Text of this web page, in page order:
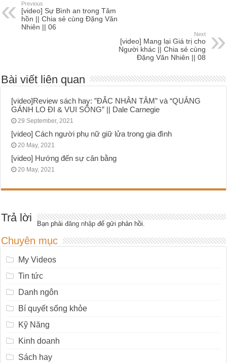
Previous
[video] Sự Bình an trong Tâm
hồn || Chia sẻ cùng Đặng Văn
Nhiên || 06
Next
[video] Mang lại Giá trị cho
Người khác || Chia sẻ cùng
Đặng Văn Nhiên || 08
Bài viết liên quan
[video]Review sách hay: ”ĐẮC NHÂN TÂM” và “QUẲNG
GÁNH LO ĐI & VUI SỐNG” || Dale Carnegie
29 September, 2021
[video] Cách người phụ nữ giữ lửa trong gia đình
20 May, 2021
[video] Hướng đến sự cân bằng
20 May, 2021
Trả lời Bạn phảiđăng nhập để gửi phản hồi.
Chuyên mục
My Videos
Tin tức
Danh ngôn
Bí quyết sống khỏe
Kỹ Năng
Kinh doanh
Sách hay